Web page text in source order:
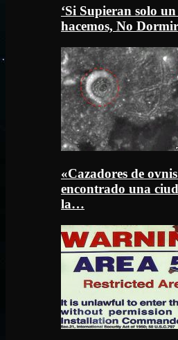
‘Si Supieran solo
hacemos, No
«Cazadores de
encontrado una
la…